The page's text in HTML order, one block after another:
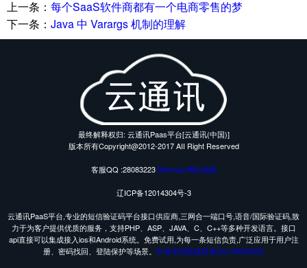
上一条： 每个SaaS软件商都有一个电商零售的梦
下一条： Java 中 Varargs 机制的理解
最终解释权归: 云通讯Paas平台[云通讯(中国)]
版本所有Copyright@2012-2017 AII Right Reserved
客服QQ :28083223Sitemap 网站地图
辽ICP备12014304号-3
云通讯PaaS平台,专业的短信验证码平台接口供应商,三网合一端口号,语音/国际验证码,致
力于为客户提供优质的服务，支持PHP、ASP、JAVA、C、C++等多种开发语言。接口
api直接可以集成接入ios和Android系统。免费试用,为每一条短信负责,广泛应用于用户注
册、密码找回、登陆保护等场景。 申请友情链接联系QQ:28083223